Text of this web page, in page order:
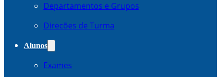
Departamentos e Grupos
Direcões de Turma
Alunos
Exames